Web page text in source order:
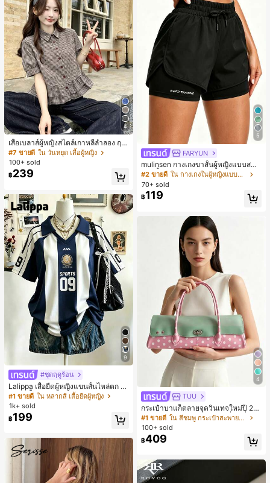
4
เสื้อเบลาส์ผู้หญิงสไตล์เกาหลีลำลอง ฤดู
ใบไม้ผลิ/ฤดูร้อนใหม่ ชายระบาย ชิคแล
ะหรูหรา
#7 ขายดี ใน วันหยุด เสื้อผู้หญิง
100+ sold
฿239
9
#ชุดฤดูร้อน
Lalippa เสื้อยืดผู้หญิงแขนสั้นไหล่ตก ค
อวีปกเสื้อ ลายพิมพ์ดิจิทัลลายทาง สไตล์
สปอร์ตแฟชั่นมินิมอล ของขวัญสำหรับเ
พื่อน
#1 ขายดี ใน หลากสี เสื้อยืดผู้หญิง
1k+ sold
฿199
5
FARYUN
mulinsen กางเกงขาสั้นผู้หญิงแบบสบา
ยๆ สีพื้น หลวม อเนกประสงค์ กางเกงขา
สั้นกีฬา 2-In-1 สำหรับวิ่ง ฟิตเนส และก
ารฝึกซ้อมกีฬาในฤดูร้อน
#2 ขายดี
ใน กางเกงในผู้หญิงแบบแอคทีฟ
70+ sold
฿119
4
TUU
กระเป๋าบาแก็ตลายจุดวินเทจใหม่ปี 20
26 สำหรับผู้หญิง กระเป๋าเจลลี่แฟชั่นสไ
ตล์หวาน ความจุขนาดใหญ่ กระเป๋าสะ
พายไหล่สำหรับเดินทางไปทำงาน
#1 ขายดี
ใน สีชมพู กระเป๋าสะพายผู้หญิง
100+ sold
฿409